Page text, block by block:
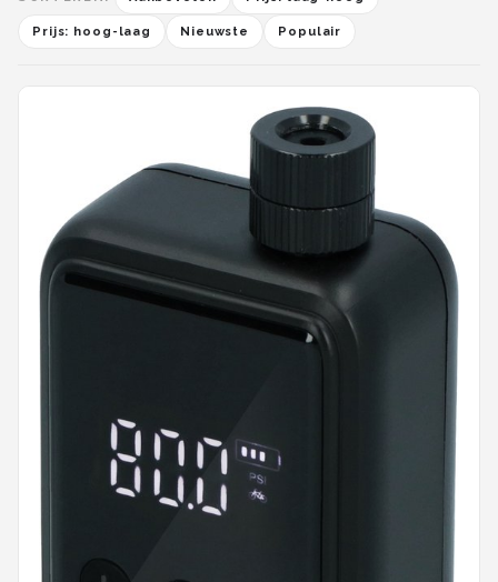
Prijs: hoog-laag Nieuwste Populair